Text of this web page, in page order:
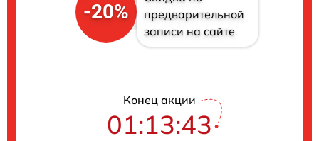
-20%
предварительной
записи на сайте
Конец акции
01:13:42